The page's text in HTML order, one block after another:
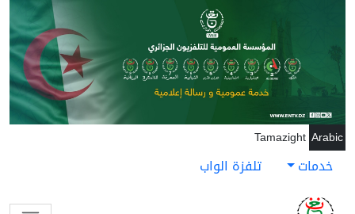
تجاوز إلى المحتوى الرئيسي
Arabic
Tamazight
خدمات تلفزة الواب